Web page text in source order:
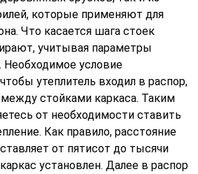
которые применяют для
Что касается шага стоек
учитывая параметры
Необходимое условие
утеплитель входил в распор,
стойками каркаса. Таким
от необходимости ставить
Как правило, расстояние
от пятисот до тысячи
установлен. Далее в распор